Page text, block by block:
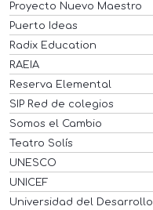
Proyecto Nuevo Maestro
Puerto Ideas
Radix Education
RAEIA
Reserva Elemental
SIP Red de colegios
Somos el Cambio
Teatro Solís
UNESCO
UNICEF
Universidad del Desarrollo